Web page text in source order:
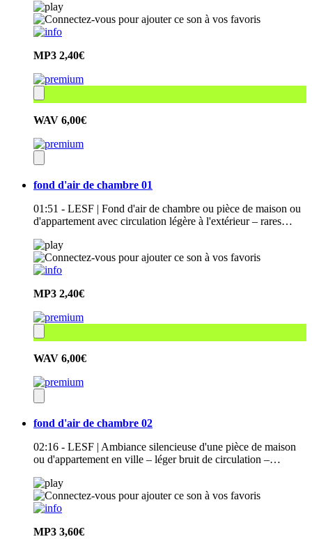
MP3 2,40€
WAV 6,00€
fond d'air de chambre 01
01:51 - LESF | Fond d'air de chambre ou pièce de maison ou
d'appartement avec circulation légère à l'extérieur – rares…
MP3 2,40€
WAV 6,00€
fond d'air de chambre 02
02:16 - LESF | Ambiance silencieuse d'une pièce de maison
ou d'appartement en ville – léger bruit de circulation –…
MP3 3,60€